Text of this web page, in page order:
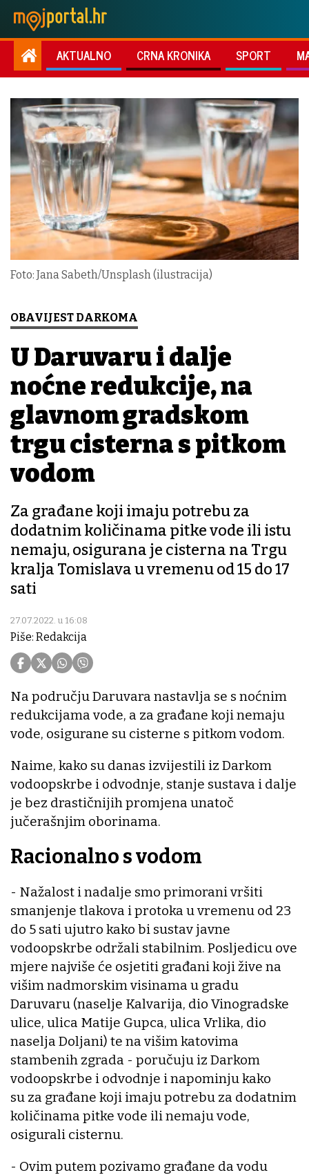
AKTUALNO CRNA KRONIKA SPORT
Foto: Jana Sabeth/Unsplash (ilustracija)
OBAVIJEST DARKOMA
U Daruvaru i dalje
noćne redukcije, na
glavnom gradskom
trgu cisterna s pitkom
vodom
Za građane koji imaju potrebu za
dodatnim količinama pitke vode ili istu
nemaju, osigurana je cisterna na Trgu
kralja Tomislava u vremenu od 15 do 17
sati
27.07.2022. u 16:08
Piše: Redakcija
Na području Daruvara nastavlja se s noćnim
redukcijama vode, a za građane koji nemaju
vode, osigurane su cisterne s pitkom vodom.
Naime, kako su danas izvijestili iz Darkom
vodoopskrbe i odvodnje, stanje sustava i dalje
je bez drastičnijih promjena unatoč
jučerašnjim oborinama.
Racionalno s vodom
- Nažalost i nadalje smo primorani vršiti
smanjenje tlakova i protoka u vremenu od 23
do 5 sati ujutro kako bi sustav javne
vodoopskrbe održali stabilnim. Posljedicu ove
mjere najviše će osjetiti građani koji žive na
višim nadmorskim visinama u gradu
Daruvaru (naselje Kalvarija, dio Vinogradske
ulice, ulica Matije Gupca, ulica Vrlika, dio
naselja Doljani) te na višim katovima
stambenih zgrada - poručuju iz Darkom
vodoopskrbe i odvodnje i napominju kako
su za građane koji imaju potrebu za dodatnim
količinama pitke vode ili nemaju vode,
osigurali cisternu.
- Ovim putem pozivamo građane da vodu